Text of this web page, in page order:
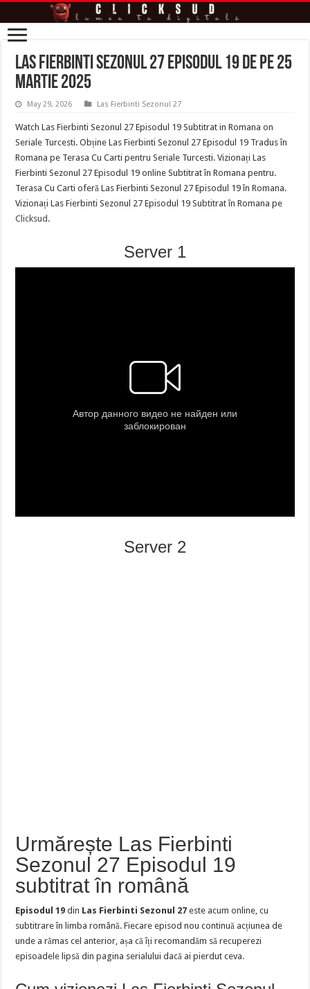
Las Fierbinti Sezonul 27 Episodul 19 de pe 25
Martie 2025
May 29, 2026 Las Fierbinti Sezonul 27
Watch Las Fierbinti Sezonul 27 Episodul 19 Subtitrat in Romana on
Seriale Turcesti. Obține Las Fierbinti Sezonul 27 Episodul 19 Tradus în
Romana pe Terasa Cu Carti pentru Seriale Turcesti. Vizionați Las
Fierbinti Sezonul 27 Episodul 19 online Subtitrat în Romana pentru.
Terasa Cu Carti oferă Las Fierbinti Sezonul 27 Episodul 19 în Romana.
Vizionați Las Fierbinti Sezonul 27 Episodul 19 Subtitrat în Romana pe
Clicksud .
Server 1
Server 2
Urmărește Las Fierbinti
Sezonul 27 Episodul 19
subtitrat în română
Episodul 19 din Las Fierbinti Sezonul 27 este acum online, cu
subtitrare în limba română. Fiecare episod nou continuă acțiunea de
unde a rămas cel anterior, așa că îți recomandăm să recuperezi
episoadele lipsă din pagina serialului dacă ai pierdut ceva.